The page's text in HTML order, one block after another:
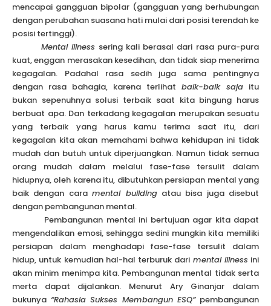
mencapai gangguan bipolar (gangguan yang berhubungan
dengan perubahan suasana hati mulai dari posisi terendah ke
posisi tertinggi).
Mental illness sering kali berasal dari rasa pura-pura
kuat, enggan merasakan kesedihan, dan tidak siap menerima
kegagalan. Padahal rasa sedih juga sama pentingnya
dengan rasa bahagia, karena terlihat baik-baik saja itu
bukan sepenuhnya solusi terbaik saat kita bingung harus
berbuat apa. Dan terkadang kegagalan merupakan sesuatu
yang terbaik yang harus kamu terima saat itu, dari
kegagalan kita akan memahami bahwa kehidupan ini tidak
mudah dan butuh untuk diperjuangkan. Namun tidak semua
orang mudah dalam melalui fase-fase tersulit dalam
hidupnya, oleh karena itu, dibutuhkan persiapan mental yang
baik dengan caramental buildingatau bisa juga disebut
dengan pembangunan mental.
Pembangunan mental ini bertujuan agar kita dapat
mengendalikan emosi, sehingga sedini mungkin kita memiliki
persiapan dalam menghadapi fase-fase tersulit dalam
hidup, untuk kemudian hal-hal terburuk dari mental illnessini
akan minim menimpa kita. Pembangunan mental tidak serta
merta dapat dijalankan. Menurut Ary Ginanjar dalam
bukunya “Rahasia Sukses Membangun ESQ”pembangunan